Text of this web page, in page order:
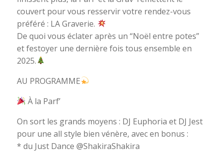
couvert pour vous resservir votre rendez-vous
préféré : LA Graverie.
De quoi vous éclater après un “Noël entre potes”
et festoyer une dernière fois tous ensemble en
2025.
AU PROGRAMME
À la Parf’
On sort les grands moyens : DJ Euphoria et DJ Jest
pour une all style bien vénère, avec en bonus :
* du Just Dance @ShakiraShakira